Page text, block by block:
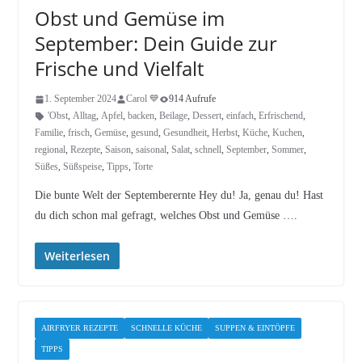
Obst und Gemüse im
September: Dein Guide zur
Frische und Vielfalt
1. September 2024 Carol 💙
914 Aufrufe
'Obst, Alltag, Apfel, backen, Beilage, Dessert, einfach, Erfrischend,
Familie, frisch, Gemüse, gesund, Gesundheit, Herbst, Küche, Kuchen,
regional, Rezepte, Saison, saisonal, Salat, schnell, September, Sommer,
Süßes, Süßspeise, Tipps, Torte
Die bunte Welt der Septemberernte Hey du! Ja, genau du! Hast
du dich schon mal gefragt, welches Obst und Gemüse ….
Weiterlesen
AIRFRYER REZEPTE SCHNELLE KÜCHE SUPPEN & EINTÖPFE
TIPPS